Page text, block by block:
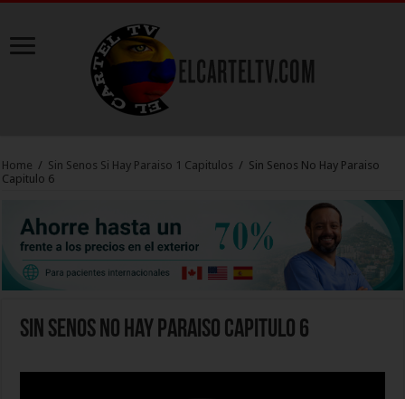
Home / Sin Senos Si Hay Paraiso 1 Capitulos / Sin Senos No Hay Paraiso
Capitulo 6
Sin Senos No Hay Paraiso Capitulo 6